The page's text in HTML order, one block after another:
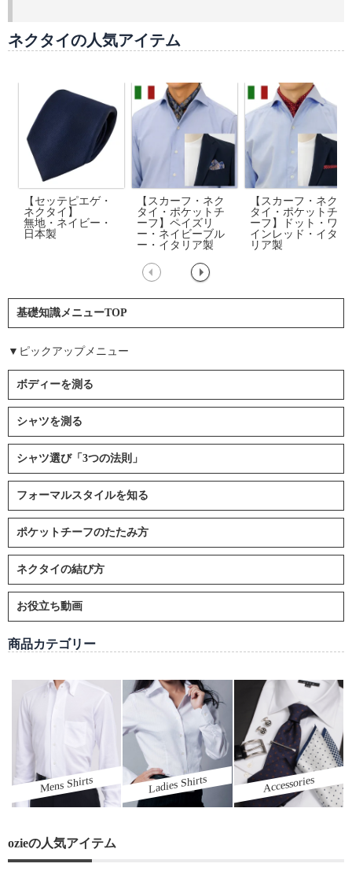
ネクタイの人気アイテム
【セッテピエゲ・
ネクタイ】
無地・ネイビー・
日本製
【スカーフ・ネク
タイ・ポケットチ
ーフ】ペイズリ
ー・ネイビーブル
ー・イタリア製
【スカーフ・ネク
タイ・ポケットチ
ーフ】ドット・ワ
インレッド・イタ
リア製
基礎知識メニューTOP
▼ピックアップメニュー
ボディーを測る
シャツを測る
シャツ選び「3つの法則」
フォーマルスタイルを知る
ポケットチーフのたたみ方
ネクタイの結び方
お役立ち動画
商品カテゴリー
Mens Shirts Ladies Shirts Accessories
ozieの人気アイテム